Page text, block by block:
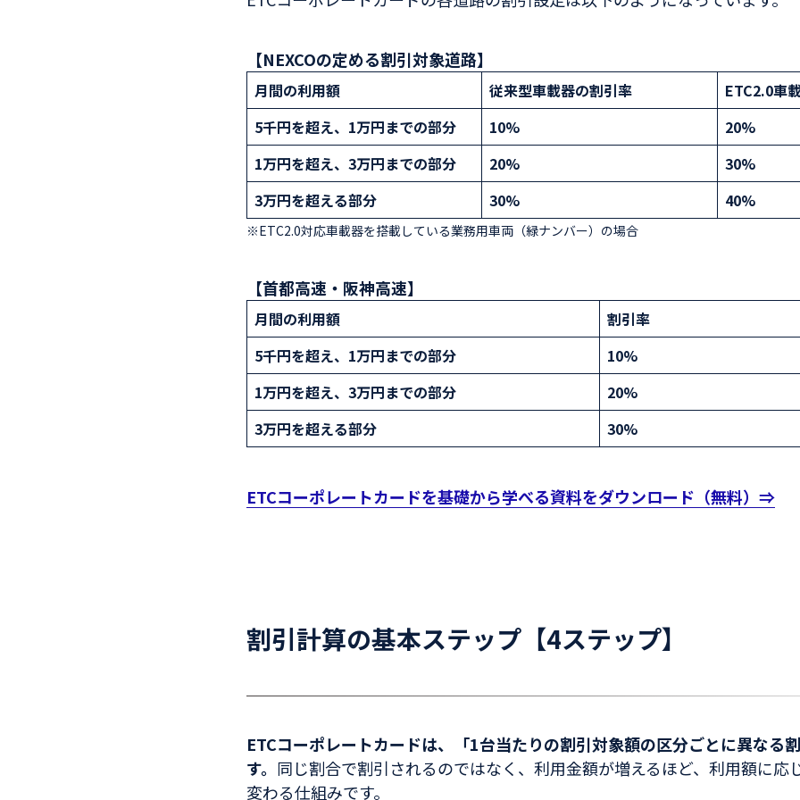
【NEXCOの定める割引対象道路】
月間の利用額 従来型車載器の割引率 ETC2.0車
5千円を超え、1万円までの部分
10%
20%
1万円を超え、3万円までの部分
20%
30%
3万円を超える部分
30% 40%
※ETC2.0対応車載器を搭載している業務用車両（緑ナンバー）の場合
【首都高速・阪神高速】
月間の利用額
割引率
5千円を超え、1万円までの部分
10%
1万円を超え、3万円までの部分
20%
3万円を超える部分
30%
ETCコーポレートカードを基礎から学べる資料をダウンロード（無料）⇒
割引計算の基本ステップ【4ステップ】
ETCコーポレートカードは、「1台当たりの割引対象額の区分ごとに異なる
す。 同じ割合で割引されるのではなく、利用金額が増えるほど、利用額に応
変わる仕組みです。